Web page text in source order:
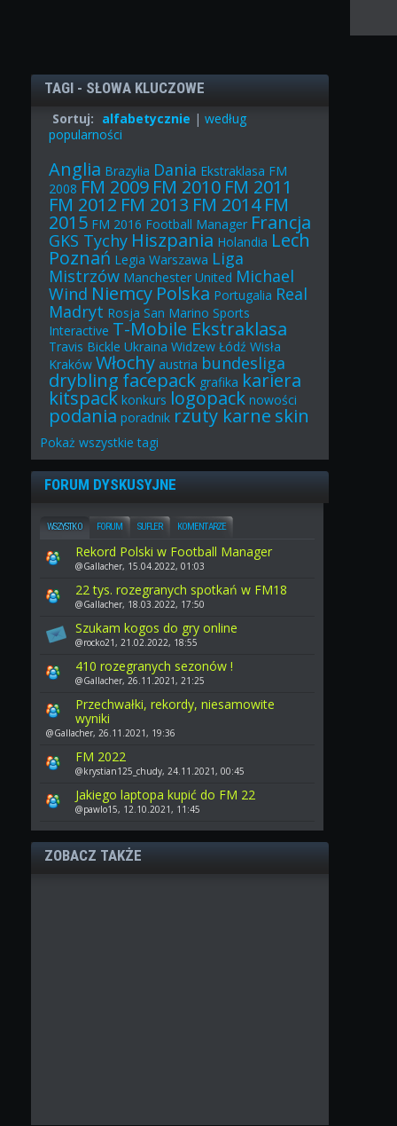
TAGI - SŁOWA KLUCZOWE
Sortuj: alfabetycznie | według
popularności
Anglia Brazylia Dania Ekstraklasa FM
2008 FM 2009 FM 2010 FM 2011
FM 2012 FM 2013 FM 2014 FM
2015 FM 2016 Football Manager Francja
GKS Tychy Hiszpania Holandia Lech
Poznań Legia Warszawa Liga
Mistrzów Manchester United Michael
Wind Niemcy Polska Portugalia Real
Madryt Rosja San Marino Sports
Interactive T-Mobile Ekstraklasa
Travis Bickle Ukraina Widzew Łódź Wisła
Kraków Włochy austria bundesliga
drybling facepack grafika kariera
kitspack konkurs logopack nowości
podania poradnik rzuty karne skin
Pokaż wszystkie tagi
FORUM DYSKUSYJNE
WSZYSTKO FORUM SUFLER KOMENTARZE
Rekord Polski w Football Manager
@Gallacher, 15.04.2022, 01:03
22 tys. rozegranych spotkań w FM18
@Gallacher, 18.03.2022, 17:50
Szukam kogos do gry online
@rocko21, 21.02.2022, 18:55
410 rozegranych sezonów !
@Gallacher, 26.11.2021, 21:25
Przechwałki, rekordy, niesamowite
wyniki
@Gallacher, 26.11.2021, 19:36
FM 2022
@krystian125_chudy, 24.11.2021, 00:45
Jakiego laptopa kupić do FM 22
@pawlo15, 12.10.2021, 11:45
ZOBACZ TAKŻE